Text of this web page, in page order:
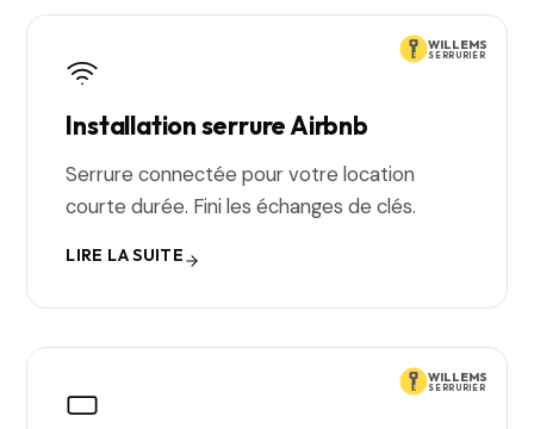
WILLEMS
SERRURIER
Installation serrure Airbnb
Serrure connectée pour votre location
courte durée. Fini les échanges de clés.
LIRE LA SUITE
WILLEMS
SERRURIER